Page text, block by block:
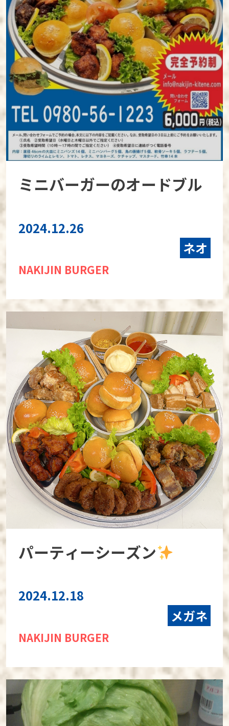
ミニバーガーのオードブル
2024.12.26
ネオ
NAKIJIN BURGER
パーティーシーズン
2024.12.18
メガネ
NAKIJIN BURGER